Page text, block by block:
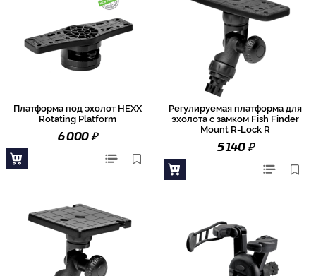
Платформа под эхолот HEXX
Rotating Platform
6 000₽
Регулируемая платформа для
эхолота с замком Fish Finder
Mount R-Lock R
5 140₽